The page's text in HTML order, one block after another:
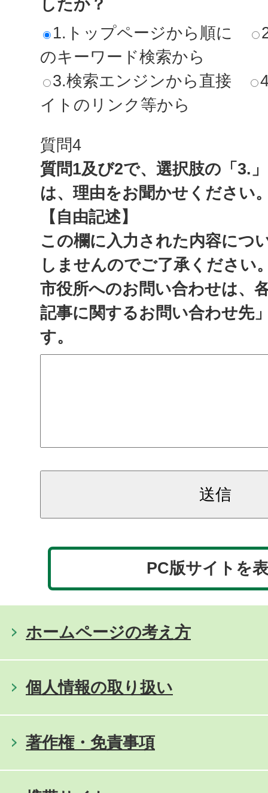
したか？
1.トップページから順に
のキーワード検索から
3.検索エンジンから直接
イトのリンク等から
質問4
質問1及び2で、選択肢の「3.
は、理由をお聞かせください
【自由記述】
この欄に入力された内容につ
しませんのでご了承ください
市役所へのお問い合わせは、
記事に関するお問い合わせ先
す。
PC版サイトを
ホームページの考え方
個人情報の取り扱い
著作権・免責事項